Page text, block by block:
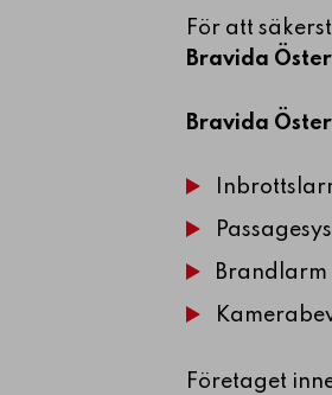
För att
Bravida
Bravida
Brandlarm
Företaget